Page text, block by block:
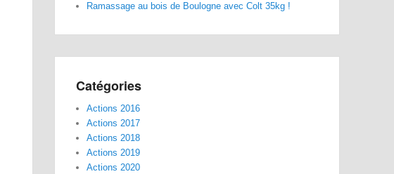
Ramassage au bois de Boulogne avec Colt 35kg !
Catégories
Actions 2016
Actions 2017
Actions 2018
Actions 2019
Actions 2020